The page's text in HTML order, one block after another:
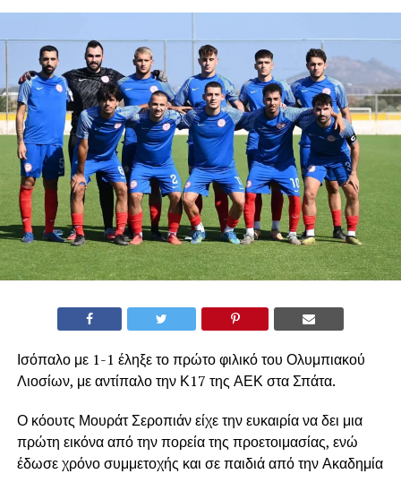
Ισόπαλο με 1-1 έληξε το πρώτο φιλικό του Ολυμπιακού
Λιοσίων, με αντίπαλο την Κ17 της ΑΕΚ στα Σπάτα.
Ο κόουτς Μουράτ Σεροπιάν είχε την ευκαιρία να δει μια
πρώτη εικόνα από την πορεία της προετοιμασίας, ενώ
έδωσε χρόνο συμμετοχής και σε παιδιά από την Ακαδημία